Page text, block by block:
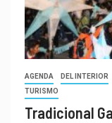
AGENDA DEL INTERIOR
TURISMO
Tradicional